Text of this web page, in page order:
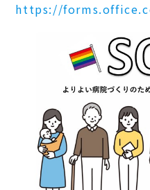
https://